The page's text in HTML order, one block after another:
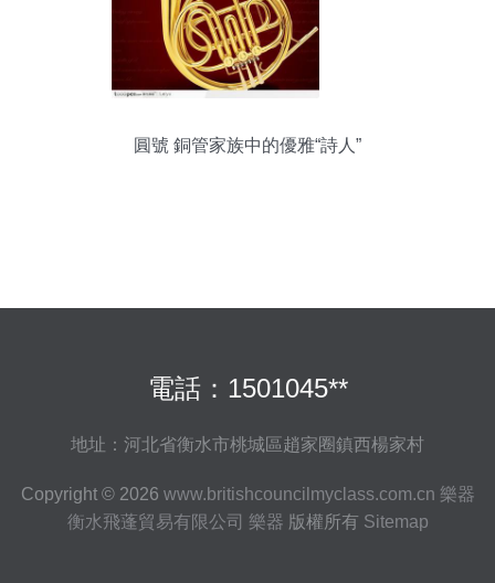
圓號 銅管家族中的優雅“詩人”
電話：1501045**
地址：河北省衡水市桃城區趙家圈鎮西楊家村
Copyright © 2026 www.britishcouncilmyclass.com.cn 樂器
衡水飛蓬貿易有限公司 樂器 版權所有 Sitemap